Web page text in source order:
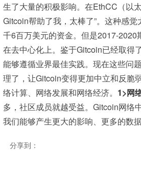
生了大量的积极影响。在EthCC（以
Gitcoin帮助了我，太棒了”。这种感
千6百万美元的资金。但是2017-2020
在去中心化上。鉴于Gitcoin已经取得
能够遵循业界最佳实践。现在这些问
理了，让Gitcoin变得更加中立和反脆
络计算、网络发展和网络经济。 1>网
多，社区成员就越受益。Gitcoin网络
我们能够产生更大的影响、更多的数
分享到：